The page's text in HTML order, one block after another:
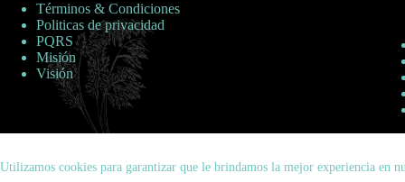
Utilizamos cookies para garantizar que le brindamos la mejor experiencia en
Términos & Condiciones
Politicas de privacidad
PQRS
Misión
Visión